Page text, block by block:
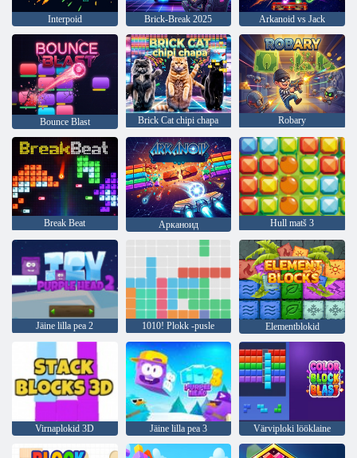
Interpoid Brick-Break 2025 Arkanoid vs Jack
Bounce Blast Brick Cat chipi chapa Robary
Break Beat Арканоид Hull matš 3
Jäine lilla pea 2 1010! Plokk -pusle Elementblokid
Virnaplokid 3D Jäine lilla pea 3 Värviploki lööklaine